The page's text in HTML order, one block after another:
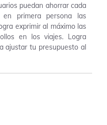
puedan ahorrar cada
primera persona las
exprimir al máximo las
en los viajes. Logra
ajustar tu presupuesto al